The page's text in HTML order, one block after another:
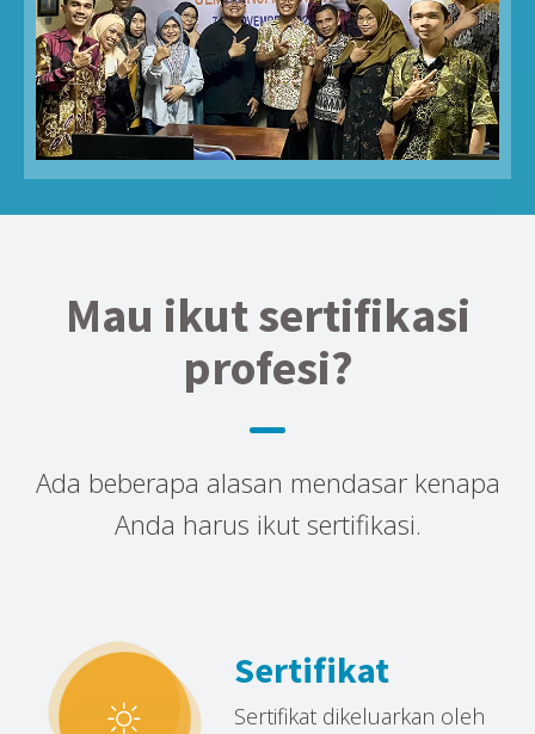
Mau ikut sertifikasi
profesi?
Ada beberapa alasan mendasar kenapa
Anda harus ikut sertifikasi.
Sertifikat
Sertifikat dikeluarkan oleh